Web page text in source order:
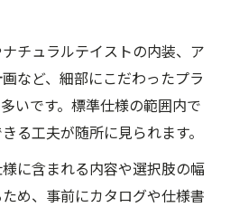
チュラルテイストの内装、ア
など、細部にこだわったプラ
いです。標準仕様の範囲内で
る工夫が随所に見られます。
に含まれる内容や選択肢の幅
め、事前にカタログや仕様書